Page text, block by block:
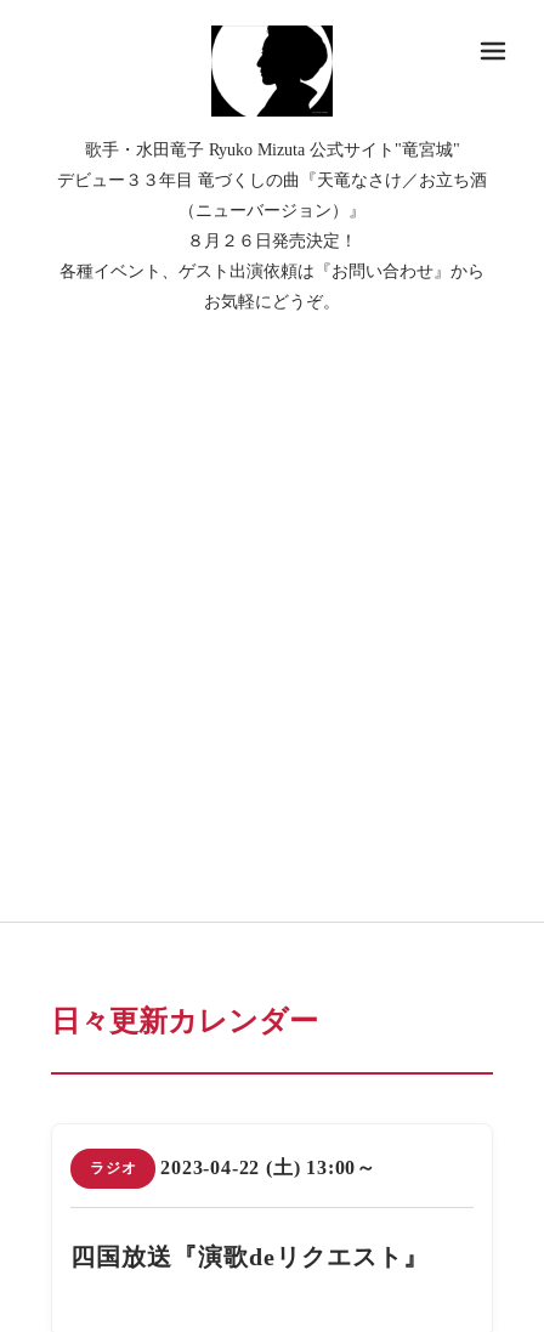
歌手・水田竜子 Ryuko Mizuta 公式サイト"竜宮城"
デビュー３３年目 竜づくしの曲『天竜なさけ／お立ち酒
（ニューバージョン）』
８月２６日発売決定！
各種イベント、ゲスト出演依頼は『お問い合わせ』から
お気軽にどうぞ。
日々更新カレンダー
ラジオ 2023-04-22 (土) 13:00～
四国放送『演歌deリクエスト』